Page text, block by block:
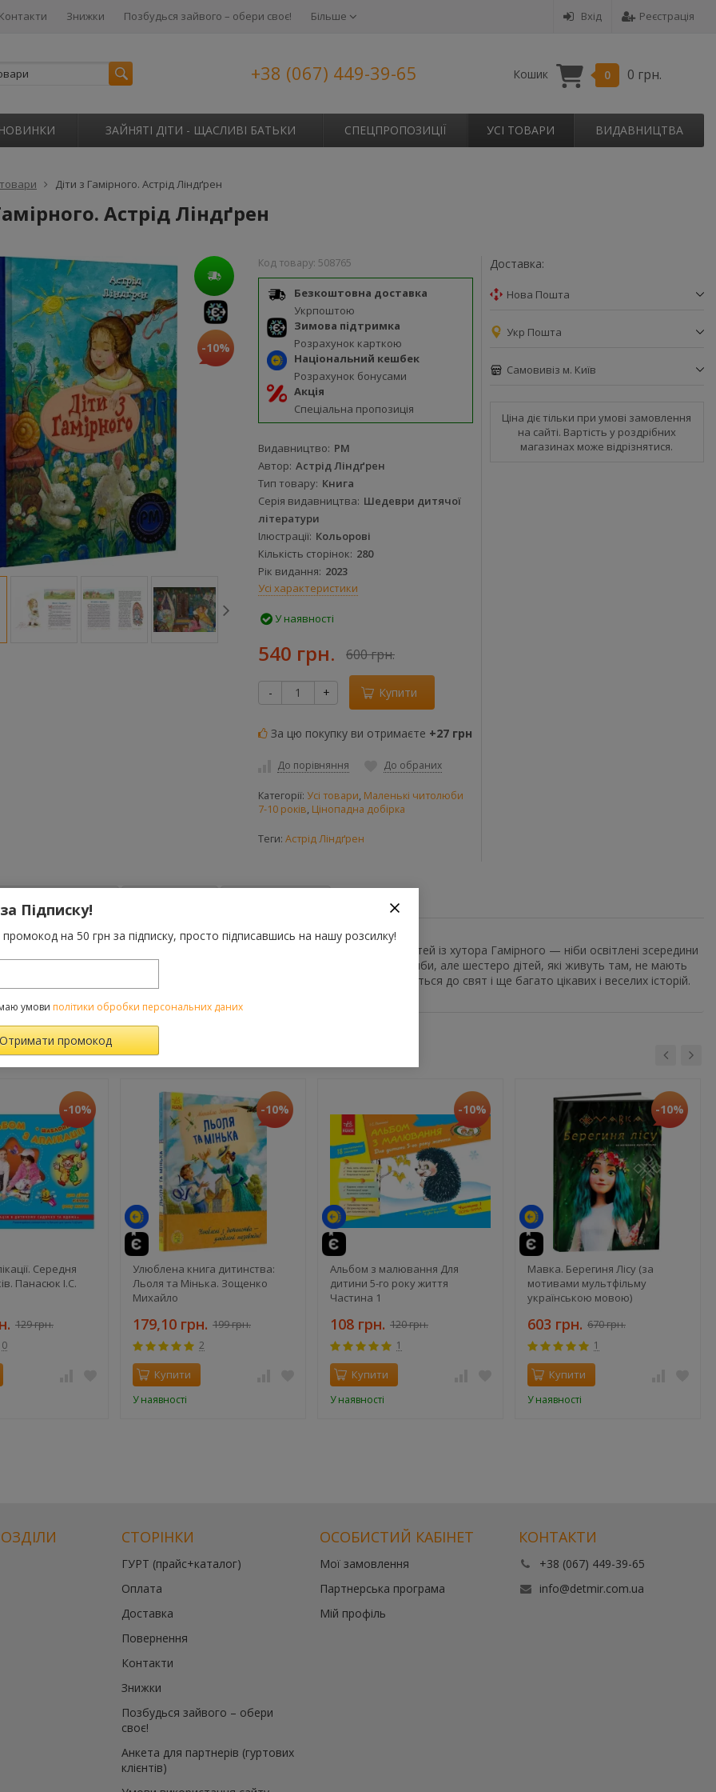
Вхід Реєстрація
Контакти Знижки Позбудься зайвого – обери своє! Більше
+38 (067) 449-39-65 Кошик 0 0 грн.
НОВИНКИ ЗАЙНЯТІ ДІТИ - ЩАСЛИВІ БАТЬКИ СПЕЦПРОПОЗИЦІЇ УСІ ТОВАРИ ВИДАВНИЦТВА
товари Діти з Гамірного. Астрід Ліндґрен
Астрід Ліндґрен
-10%
Код товару: 508765
Безкоштовна доставка
Укрпоштою
Зимова підтримка
Розрахунок карткою
Національний кешбек
Розрахунок бонусами
Акція
Спеціальна пропозиція
Видавництво РМ
Автор Астрід Ліндґрен
Тип товару Книга
Серія видавництва Шедеври дитячої
літератури
Ілюстрації Кольорові
Кількість сторінок 280
Рік видання 2023
Усі характеристики
У наявності
540 грн. 600 грн.
- + Купити
За цю покупку ви отримаєте +27 грн
До порівняння До обраних
Категорії: Усі товари, Маленькі читолюби
7-10 років, Цінопадна добірка
Теги: Астрід Ліндґрен
Доставка:
Нова Пошта
Укр Пошта
Самовивіз м. Київ
Ціна діє тільки при умові замовлення
на сайті. Вартість у роздрібних
магазинах може відрізнятися.
Характеристики
шведської письменниці Астрід Ліндґрен неповторна. Повісті про дітей із хутора Гамірного — ніби освітлені зсередини
дитинства, проведеного у спілкуванні з природою. На хуторі лише три садиби, але шестеро дітей, які живуть там, не мають
Ти дізнаєшся, як вони розважаються, як допомагають батькам, як готуються до свят і ще багато цікавих і веселих історій.
ТАКОЖ КУПУЮТЬ
-10%
Середня
Панасюк І.С.
129 грн.
0
-10%
Улюблена книга дитинства:
Льоля та Мінька. Зощенко
Михайло
179,10 грн. 199 грн.
2
Купити
У наявності
-10%
Альбом з малювання Для
дитини 5-го року життя
Частина 1
108 грн. 120 грн.
1
Купити
У наявності
-10%
Мавка. Берегиня Лісу (за
мотивами мультфільму
українською мовою)
603 грн. 670 грн.
1
Купити
У наявності
СТОРІНКИ
ГУРТ (прайс+каталог)
Оплата
Доставка
Повернення
Контакти
Знижки
Позбудься зайвого – обери
своє!
Анкета для партнерів (гуртових
клієнтів)
ОСОБИСТИЙ КАБІНЕТ
Мої замовлення
Партнерська програма
Мій профіль
КОНТАКТИ
+38 (067) 449-39-65
info@detmir.com.ua
Підписку!
на 50 грн за підписку, просто підписавшись на нашу розсилку!
умови політики обробки персональних даних